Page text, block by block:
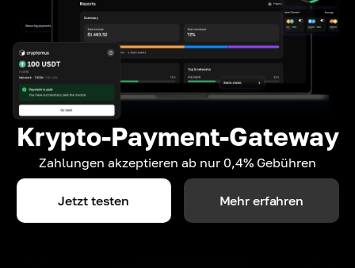
Krypto-Payment-Gateway
Zahlungen akzeptieren ab nur 0,4% Gebühren
Jetzt testen Mehr erfahren